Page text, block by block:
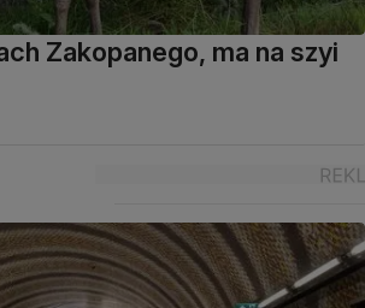
Zakopanego, ma na szyi